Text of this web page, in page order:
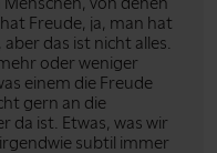
Freude, ja, man hat
das ist nicht alles.
oder weniger
einem die Freude
gern an die
da ist. Etwas, was wir
subtil immer